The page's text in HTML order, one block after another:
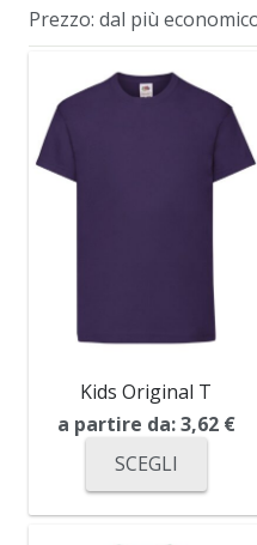
Kids Original T
a partire da:3,62 €
SCEGLI